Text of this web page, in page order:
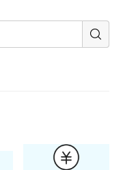
ケアラ
ンケア